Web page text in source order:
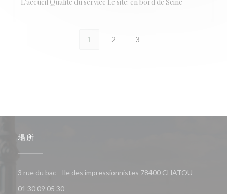
1 2 3
場所
3 rue du bac - Ile des impressionnistes 78400 CHATOU
01 30 09 05 30